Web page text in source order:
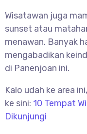
Wisatawan juga
sunset atau
menawan. Banyak
mengabadikan
di Panenjoan ini.
Kalo udah ke area
ke sini: 10 Tempat
Dikunjungi